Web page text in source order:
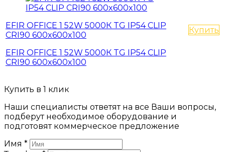
EFIR OFFICE 1 52W 5000К TG IP54 CLIP
CRI90 600x600x100
EFIR OFFICE 1 52W 5000К TG IP54 CLIP
CRI90 600x600x100
Купить
Купить в 1 клик
Наши специалисты ответят на все Ваши вопросы,
подберут необходимое оборудование и
подготовят коммерческое предложение
Имя *